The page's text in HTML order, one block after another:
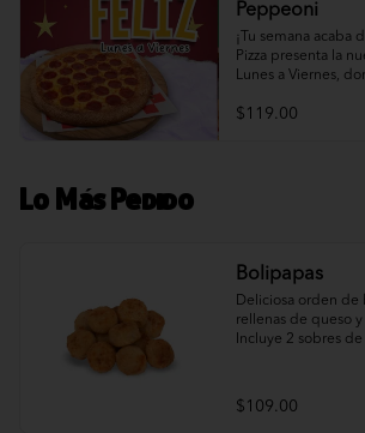
Peppeoni
¡Tu semana acaba
Pizza presenta la
Lunes a Viernes,
de una Pizza
un precio
desde que
$119.00
Lo Más Pedido
Bolipapas
Deliciosa orden de
rellenas de queso
Incluye 2 sobres
$109.00